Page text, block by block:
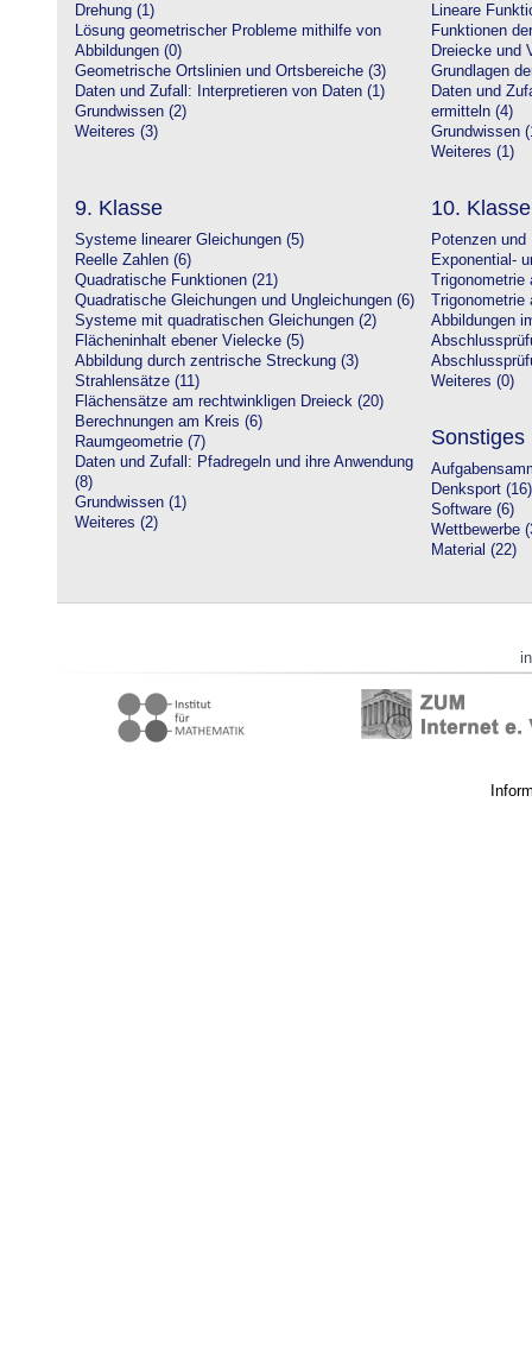
Drehung (1)
Lösung geometrischer Probleme mithilfe von
Abbildungen (0)
Geometrische Ortslinien und Ortsbereiche (3)
Daten und Zufall: Interpretieren von Daten (1)
Grundwissen (2)
Weiteres (3)
Lineare
Funktionen
Dreiecke und
Grundlagen
Daten und
ermitteln (4)
Grundwissen
Weiteres (1)
9. Klasse
Systeme linearer Gleichungen (5)
Reelle Zahlen (6)
Quadratische Funktionen (21)
Quadratische Gleichungen und Ungleichungen (6)
Systeme mit quadratischen Gleichungen (2)
Flächeninhalt ebener Vielecke (5)
Abbildung durch zentrische Streckung (3)
Strahlensätze (11)
Flächensätze am rechtwinkligen Dreieck (20)
Berechnungen am Kreis (6)
Raumgeometrie (7)
Daten und Zufall: Pfadregeln und ihre Anwendung
(8)
Grundwissen (1)
Weiteres (2)
10. Klasse
Potenzen
Exponential-
Abbildungen
Weiteres (0)
Sonstiges
Denksport (16)
Software (6)
Wettbewerbe
Material (22)